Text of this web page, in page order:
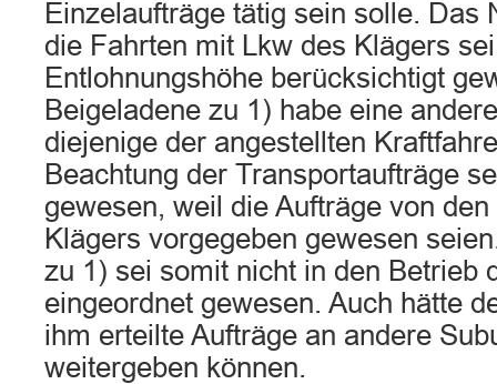
Einzelaufträge tätig sein solle. Das
die Fahrten mit Lkw des Klägers
Entlohnungshöhe berücksichtigt
Beigeladene zu 1) habe eine
diejenige der angestellten
Beachtung der Transportaufträge
gewesen, weil die Aufträge von
Klägers vorgegeben gewesen
zu 1) sei somit nicht in den Betrieb
eingeordnet gewesen. Auch hätte
ihm erteilte Aufträge an andere
weitergeben können.